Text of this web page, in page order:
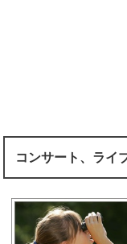
コンサート、ライ